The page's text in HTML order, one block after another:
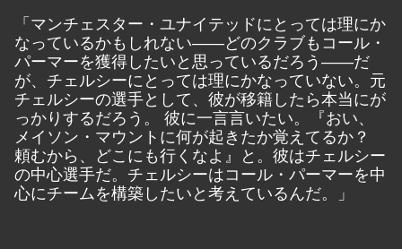
「マンチェスター・ユナイテッドにとっては理にか
なっているかもしれない――どのクラブもコール・
パーマーを獲得したいと思っているだろう――だ
が、チェルシーにとっては理にかなっていない。元
チェルシーの選手として、彼が移籍したら本当にが
っかりするだろう。 彼に一言言いたい。『おい、
メイソン・マウントに何が起きたか覚えてるか？
頼むから、どこにも行くなよ』と。彼はチェルシー
の中心選手だ。チェルシーはコール・パーマーを中
心にチームを構築したいと考えているんだ。」